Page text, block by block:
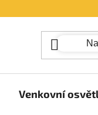
Venkovní